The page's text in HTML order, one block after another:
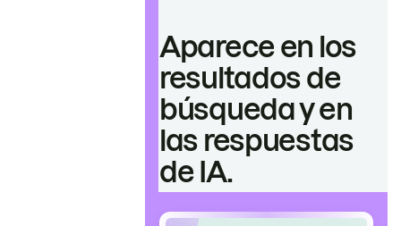
Aparece en los
resultados de
búsqueda y en
las respuestas
de IA.